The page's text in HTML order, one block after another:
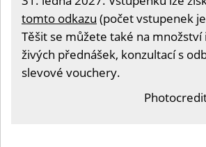
tomto odkazu (počet vstupenek
Těšit se můžete také na množství
živých přednášek, konzultací s
slevové vouchery.